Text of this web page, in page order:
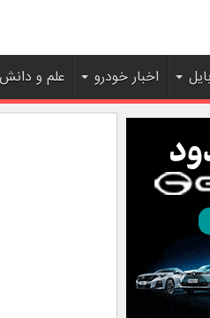
اخبار خودرو علم و دانش